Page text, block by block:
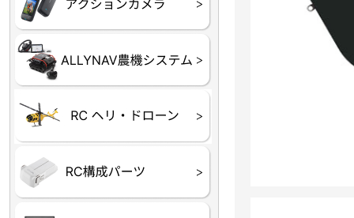
トラクター自動操舵シ
Taurus80E（タウラス
Aries300N（アリエス